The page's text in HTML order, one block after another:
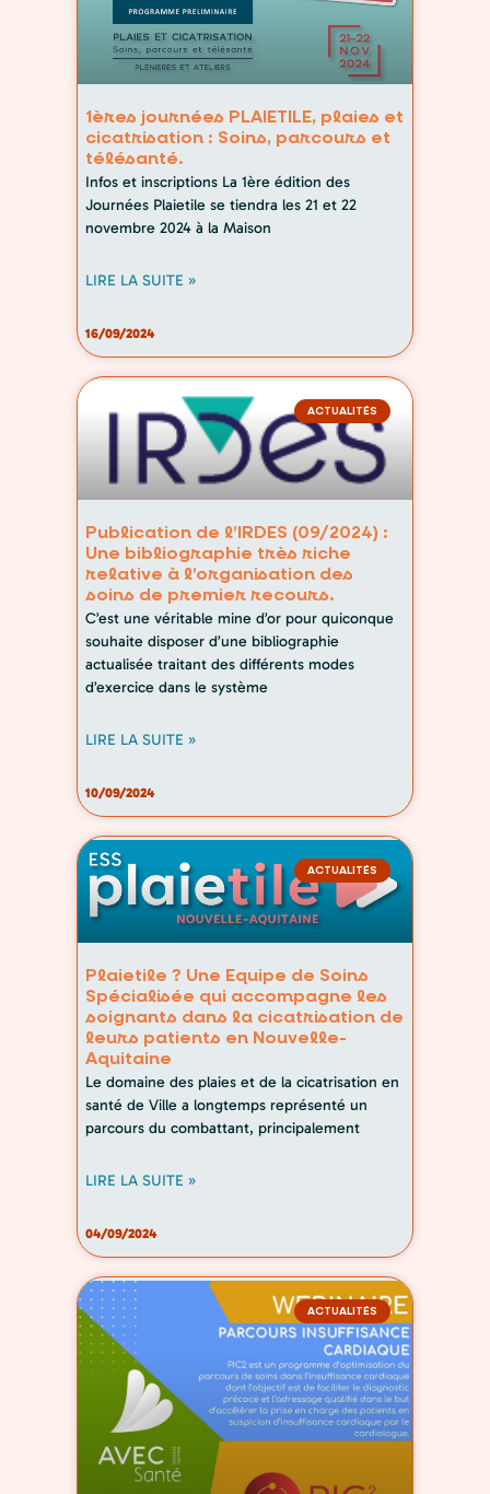
1ères journées PLAIETILE, plaies et
cicatrisation : Soins, parcours et
télésanté.
Infos et inscriptions La 1ère édition des
Journées Plaietile se tiendra les 21 et 22
novembre 2024 à la Maison
LIRE LA SUITE »
16/09/2024
ACTUALITÉS
Publication de l’IRDES (09/2024) :
Une bibliographie très riche
relative à l’organisation des
soins de premier recours.
C’est une véritable mine d’or pour quiconque
souhaite disposer d’une bibliographie
actualisée traitant des différents modes
d’exercice dans le système
LIRE LA SUITE »
10/09/2024
ACTUALITÉS
Plaietile ? Une Equipe de Soins
Spécialisée qui accompagne les
soignants dans la cicatrisation de
leurs patients en Nouvelle-
Aquitaine
Le domaine des plaies et de la cicatrisation en
santé de Ville a longtemps représenté un
parcours du combattant, principalement
LIRE LA SUITE »
04/09/2024
ACTUALITÉS